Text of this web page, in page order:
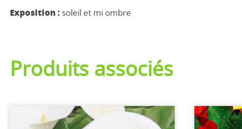
Exposition : soleil et mi ombre
Produits associés